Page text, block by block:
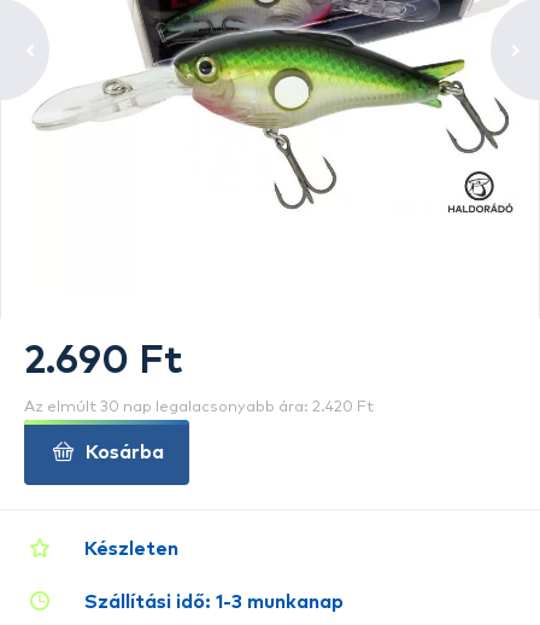
Készleten
Szállítási idő: 1-3 munkanap
2.690 Ft
Az elmúlt 30 nap legalacsonyabb ára: 2.420 Ft
Kosárba